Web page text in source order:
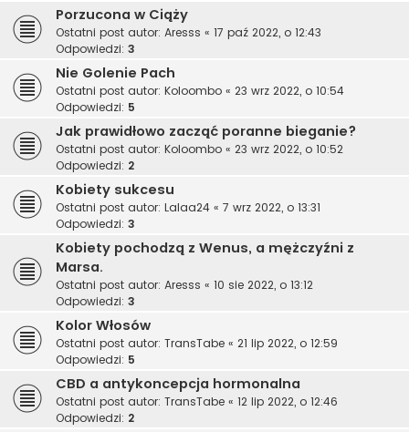
Porzucona w Ciąży
Ostatni post autor: Aresss « 17 paź 2022, o 12:43
Odpowiedzi: 3
Nie Golenie Pach
Ostatni post autor: Koloombo « 23 wrz 2022, o 10:54
Odpowiedzi: 5
Jak prawidłowo zacząć poranne bieganie?
Ostatni post autor: Koloombo « 23 wrz 2022, o 10:52
Odpowiedzi: 2
Kobiety sukcesu
Ostatni post autor: Lalaa24 « 7 wrz 2022, o 13:31
Odpowiedzi: 3
Kobiety pochodzą z Wenus, a mężczyźni z
Marsa.
Ostatni post autor: Aresss « 10 sie 2022, o 13:12
Odpowiedzi: 3
Kolor Włosów
Ostatni post autor: TransTabe « 21 lip 2022, o 12:59
Odpowiedzi: 5
CBD a antykoncepcja hormonalna
Ostatni post autor: TransTabe « 12 lip 2022, o 12:46
Odpowiedzi: 2